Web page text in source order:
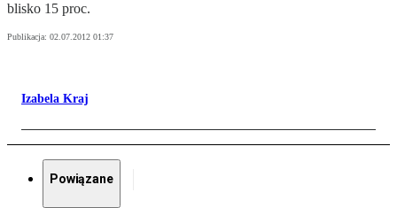
blisko 15 proc.
Publikacja: 02.07.2012 01:37
Izabela Kraj
Powiązane